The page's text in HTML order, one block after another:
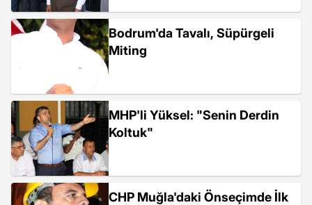
Bodrum'da Tavalı, Süpürgeli
Miting
MHP'li Yüksel: "Senin Derdin
Koltuk"
CHP Muğla'daki Önseçimde İlk